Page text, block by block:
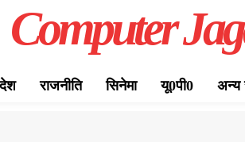
Computer
राजनीति सिनेमा यू0पी0 अन्य